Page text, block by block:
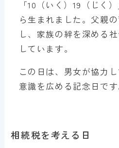
「10（いく）19（じく
ら生まれました。父親
し、家族の絆を深める
しています。
この日は、男女が協力
意識を広める記念日です
相続税を考える日